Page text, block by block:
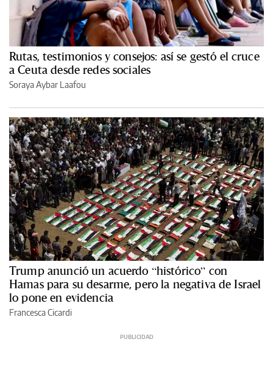
Rutas, testimonios y consejos: así se gestó el cruce
a Ceuta desde redes sociales
Soraya Aybar Laafou
Trump anunció un acuerdo “histórico” con
Hamas para su desarme, pero la negativa de Israel
lo pone en evidencia
Francesca Cicardi